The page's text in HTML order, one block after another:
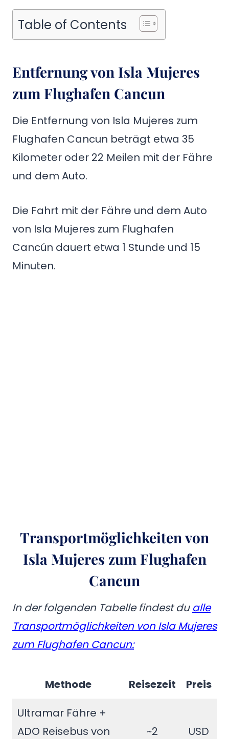
Table of Contents
Entfernung von Isla Mujeres
zum Flughafen Cancun
Die Entfernung von Isla Mujeres zum
Flughafen Cancun beträgt etwa 35
Kilometer oder 22 Meilen mit der Fähre
und dem Auto.
Die Fahrt mit der Fähre und dem Auto
von Isla Mujeres zum Flughafen
Cancún dauert etwa 1 Stunde und 15
Minuten.
Transportmöglichkeiten von
Isla Mujeres zum Flughafen
Cancun
In der folgenden Tabelle findest du alle
Transportmöglichkeiten von Isla Mujeres
zum Flughafen Cancun:
Methode Reisezeit
Preis
Ultramar Fähre +
ADO Reisebus von
~2
USD